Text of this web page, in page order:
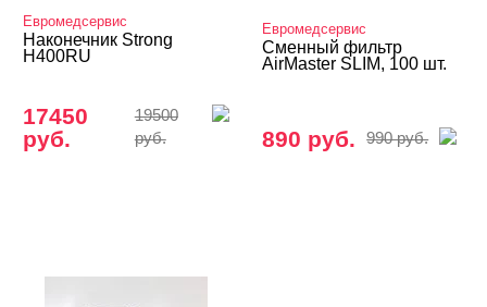
Евромедсервис
Наконечник Strong
H400RU
17450
руб.
19500
руб.
Евромедсервис
Сменный фильтр
AirMaster SLIM, 100 шт.
890 руб. 990 руб.